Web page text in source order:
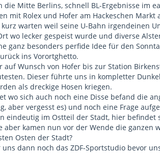
die Mitte Berlins, schnell BL-Ergebnisse im
mit Rolex und Hofer am Hackeschen Markt
warten weil seine U-Bahn irgendeinen
wo lecker gespeist wurde und diverse
ganz besonders perfide Idee für den
ins Vorortghetto.
auf Wunsch von Hofer bis zur Station
Dieser führte uns in kompletter
als dreckige Hosen kriegen.
wo sich auch noch eine Disse befand die
aber vergesst es) und noch eine Frage
eindeutig im Ostteil der Stadt, hier
aber kamen nun vor der Wende die ganzen
Osten der Stadt?
dann noch das ZDF-Sportstudio bevor